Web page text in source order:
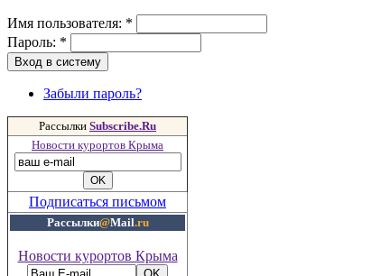
Имя пользователя: *
Пароль: *
Забыли пароль?
Рассылки Subscribe.Ru
Новости курортов Крыма
Подписаться письмом
Рассылки@Mail.ru
Новости курортов Крыма